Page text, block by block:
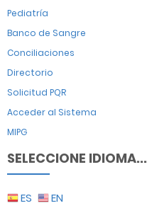
Pediatría
Banco de Sangre
Conciliaciones
Directorio
Solicitud PQR
Acceder al Sistema
MIPG
SELECCIONE IDIOMA...
ES EN